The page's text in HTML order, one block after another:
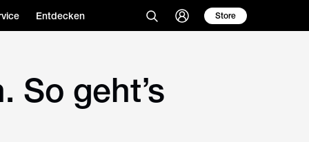
Entdecken Store
So geht’s